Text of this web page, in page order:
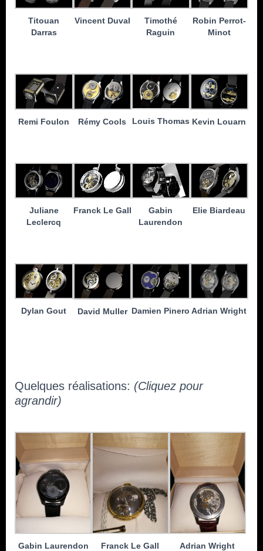
Titouan
Darras
Vincent Duval
Timothé
Raguin
Robin Perrot-
Minot
Remi Foulon Rémy Cools Louis Thomas Kevin Louarn
Juliane
Leclercq
Franck Le Gall
Gabin
Laurendon
Elie Biardeau
Dylan Gout David Muller Damien Pinero Adrian Wright
Quelques réalisations: (Cliquez pour
agrandir)
Gabin Laurendon Franck Le Gall Adrian Wright